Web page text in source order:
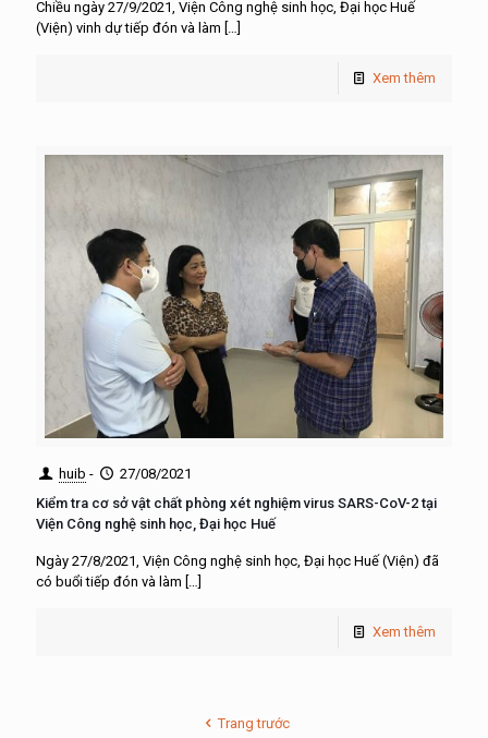
Chiều ngày 27/9/2021, Viện Công nghệ sinh học, Đại học Huế
(Viện) vinh dự tiếp đón và làm […]
Xem thêm
huib -
27/08/2021
Kiểm tra cơ sở vật chất phòng xét nghiệm virus SARS-CoV-2 tại
Viện Công nghệ sinh học, Đại học Huế
Ngày 27/8/2021, Viện Công nghệ sinh học, Đại học Huế (Viện) đã
có buổi tiếp đón và làm […]
Xem thêm
Trang trước